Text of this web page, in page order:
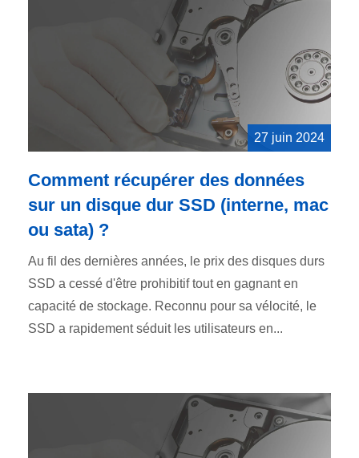
27 juin 2024
Comment récupérer des données
sur un disque dur SSD (interne, mac
ou sata) ?
Au fil des dernières années, le prix des disques durs
SSD a cessé d'être prohibitif tout en gagnant en
capacité de stockage. Reconnu pour sa vélocité, le
SSD a rapidement séduit les utilisateurs en...